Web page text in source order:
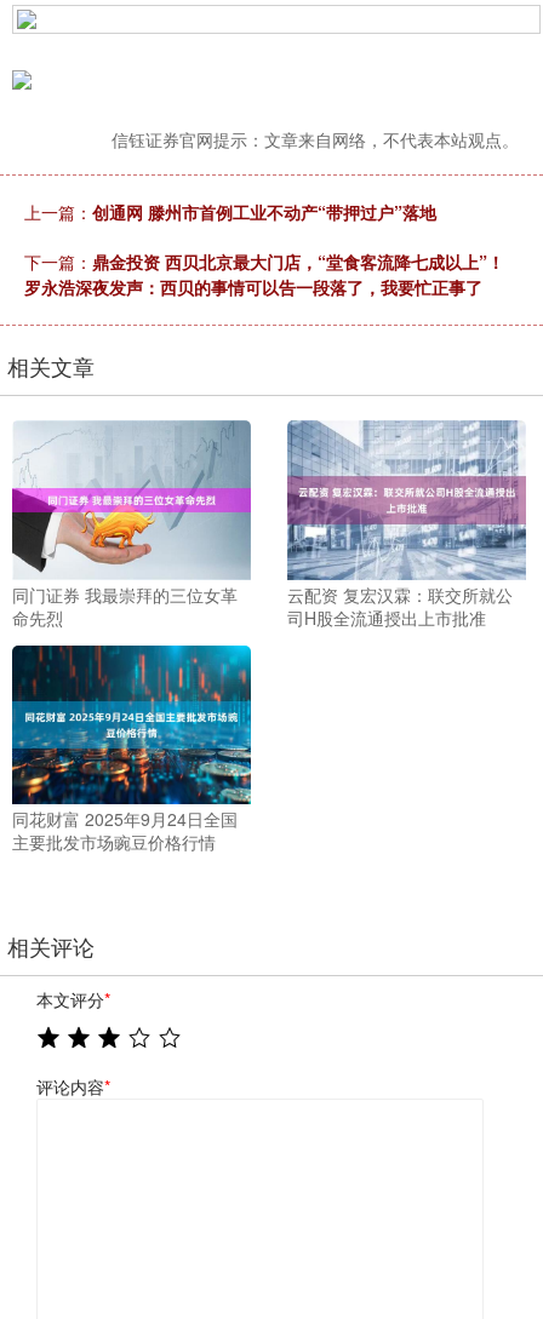
信钰证券官网提示：文章来自网络，不代表本站观点。
上一篇： 创通网 滕州市首例工业不动产“带押过户”落地
下一篇： 鼎金投资 西贝北京最大门店，“堂食客流降七成以上”！
罗永浩深夜发声：西贝的事情可以告一段落了，我要忙正事了
相关文章
同门证券 我最崇拜的三位女革
命先烈
云配资 复宏汉霖：联交所就公
司H股全流通授出上市批准
同花财富 2025年9月24日全国
主要批发市场豌豆价格行情
相关评论
本文评分*
评论内容*